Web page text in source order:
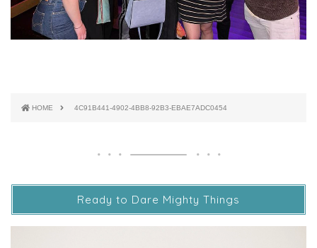
HOME 4C91B441-4902-4BB8-92B3-EBAE7ADC0454
Ready to Dare Mighty Things